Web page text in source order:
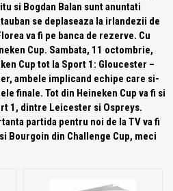
si Bogdan Balan sunt anuntati
se deplaseaza la irlandezii de
va fi pe banca de rezerve. Cu
Cup. Sambata, 11 octombrie,
Cup tot la Sport 1: Gloucester –
ambele implicand echipe care si-
finale. Tot din Heineken Cup va fi si
1, dintre Leicester si Ospreys.
partida pentru noi de la TV va fi
Bourgoin din Challenge Cup, meci